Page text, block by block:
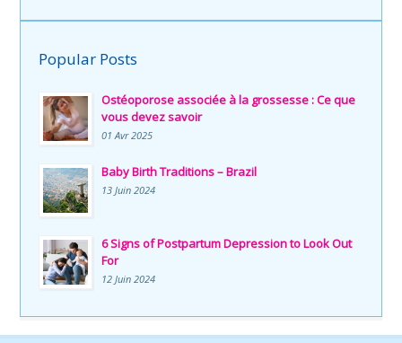
Popular Posts
Ostéoporose associée à la grossesse : Ce que
vous devez savoir
01 Avr 2025
Baby Birth Traditions – Brazil
13 Juin 2024
6 Signs of Postpartum Depression to Look Out
For
12 Juin 2024